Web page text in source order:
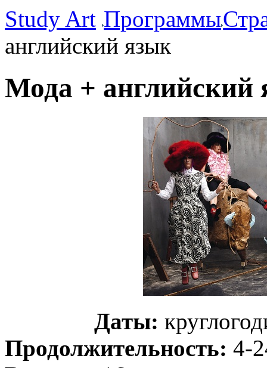
Study Art Программы
английский язык
Мода + английский
Даты:
Продолжительность: 4-